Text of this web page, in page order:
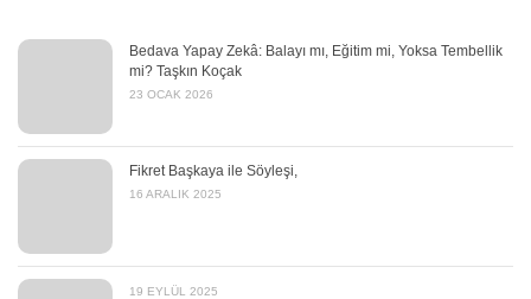
Bedava Yapay Zekâ: Balayı mı, Eğitim mi, Yoksa Tembellik
mi? Taşkın Koçak
23 OCAK 2026
Fikret Başkaya ile Söyleşi,
16 ARALIK 2025
19 EYLÜL 2025